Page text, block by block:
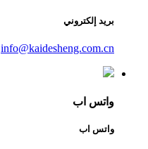
بريد إلكتروني
info@kaidesheng.com.cn
واتس اب
واتس اب